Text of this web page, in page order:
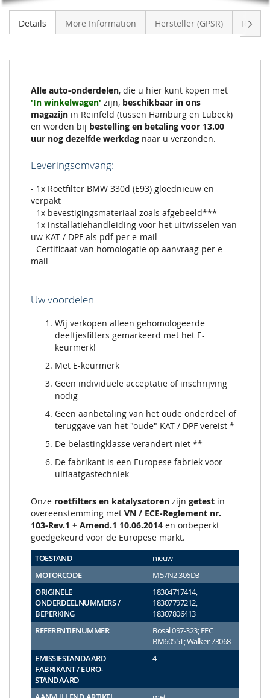
BMW
330d
(E93)
VOORRAAD
Details More Information Hersteller (GPSR)
Alle auto-onderdelen, die u hier kunt kopen met
'In winkelwagen' zijn, beschikbaar in ons
magazijn in Reinfeld (tussen Hamburg en Lübeck)
en worden bij bestelling en betaling voor 13.00
uur nog dezelfde werkdag naar u verzonden.
Leveringsomvang:
- 1x Roetfilter BMW 330d (E93) gloednieuw en
verpakt
- 1x bevestigingsmateriaal zoals afgebeeld***
- 1x installatiehandleiding voor het uitwisselen van
uw KAT / DPF als pdf per e-mail
- Certificaat van homologatie op aanvraag per e-
mail
Uw voordelen
Wij verkopen alleen gehomologeerde
deeltjesfilters gemarkeerd met het E-
keurmerk!
Met E-keurmerk
Geen individuele acceptatie of inschrijving
nodig
Geen aanbetaling van het oude onderdeel of
teruggave van het "oude" KAT / DPF vereist *
De belastingklasse verandert niet **
De fabrikant is een Europese fabriek voor
uitlaatgastechniek
Onze roetfilters en katalysatoren zijn getest in
overeenstemming met VN / ECE-Reglement nr.
103-Rev.1 + Amend.1 10.06.2014 en onbeperkt
goedgekeurd voor de Europese markt.
TOESTAND
nieuw
MOTORCODE
M57N2 306D3
ORIGINELE
ONDERDEELNUMMERS /
BEPERKING
18304717414,
18307797212,
18307806413
REFERENTIENUMMER
Bosal 097-323; EEC
BM6055T; Walker 73068
EMISSIESTANDAARD
FABRIKANT / EURO-
STANDAARD
4